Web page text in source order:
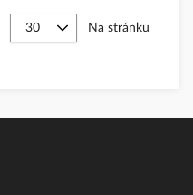
Na stránku